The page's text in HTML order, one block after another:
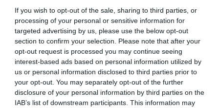
If you wish to opt-out of the sale, sharing to third parties, or
processing of your personal or sensitive information for
targeted advertising by us, please use the below opt-out
section to confirm your selection. Please note that after your
opt-out request is processed you may continue seeing
interest-based ads based on personal information utilized by
us or personal information disclosed to third parties prior to
your opt-out. You may separately opt-out of the further
disclosure of your personal information by third parties on the
IAB’s list of downstream participants. This information may
Legfrissebb híreink
35 PERCES TANÓRÁK ÉS KEVESEBB HÁZI
FELADAT JÖHET AZ ALSÓ ...
2026. augusztus 08| Mindenki ügye